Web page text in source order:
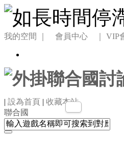
我的空間 ｜ 會員中心 ｜ VIP
| 設為首頁 | 收藏本站
聯合國